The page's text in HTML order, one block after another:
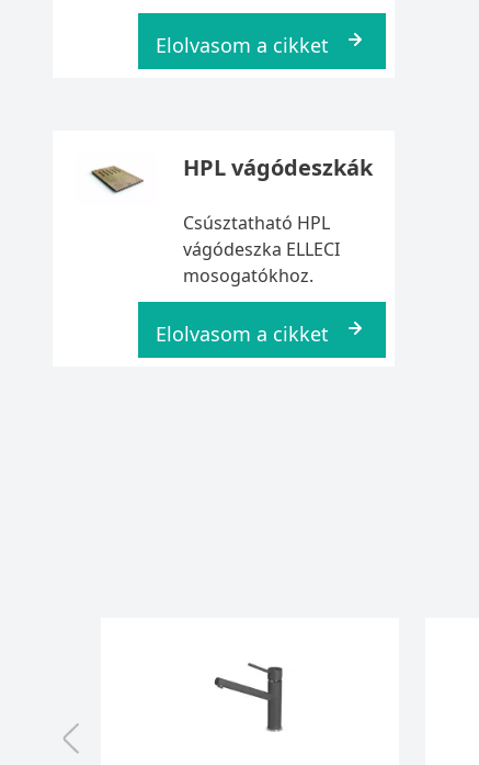
Elolvasom a cikket
HPL vágódeszkák
Csúsztatható HPL
vágódeszka ELLECI
mosogatókhoz.
Elolvasom a cikket